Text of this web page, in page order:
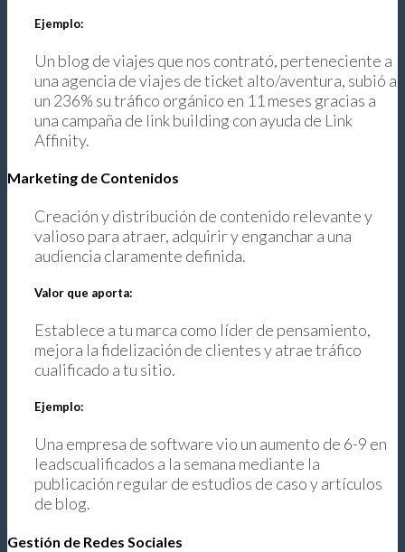
Ejemplo:
Un blog de viajes que nos contrató, perteneciente a
una agencia de viajes de ticket alto/aventura, subió a
un 236% su tráfico orgánico en 11 meses gracias a
una campaña de link building con ayuda de Link
Affinity.
Marketing de Contenidos
Creación y distribución de contenido relevante y
valioso para atraer, adquirir y enganchar a una
audiencia claramente definida.
Valor que aporta:
Establece a tu marca como líder de pensamiento,
mejora la fidelización de clientes y atrae tráfico
cualificado a tu sitio.
Ejemplo:
Una empresa de software vio un aumento de 6-9 en
leadscualificados a la semana mediante la
publicación regular de estudios de caso y artículos
de blog.
Gestión de Redes Sociales